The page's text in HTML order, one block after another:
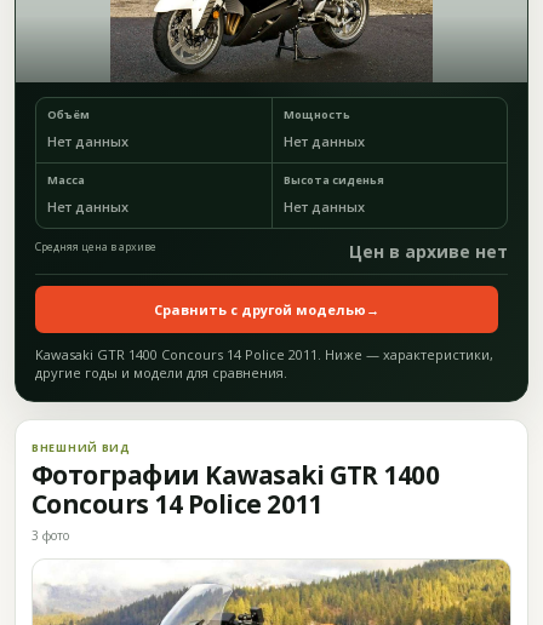
Объём
Нет данных
Мощность
Нет данных
Масса
Нет данных
Высота сиденья
Нет данных
Средняя цена в архиве Цен в архиве нет
Сравнить с другой моделью →
Kawasaki GTR 1400 Concours 14 Police 2011. Ниже — характеристики,
другие годы и модели для сравнения.
ВНЕШНИЙ ВИД
Фотографии Kawasaki GTR 1400
Concours 14 Police 2011
3 фото